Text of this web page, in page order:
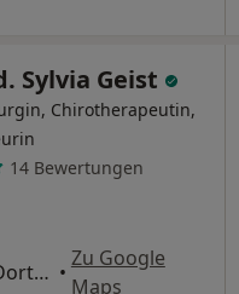
Sylvia Geist
Chirotherapeutin,
14 Bewertungen
Heinrich-Schmitz-Platz 1, Dortmund •
Zu Google
Maps